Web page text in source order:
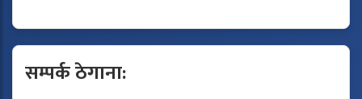
सम्पर्क ठेगाना: